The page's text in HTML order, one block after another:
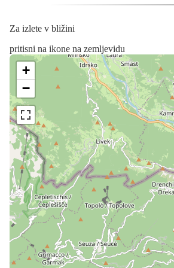
Za izlete v bližini
pritisni na ikone na zemljevidu
+
−